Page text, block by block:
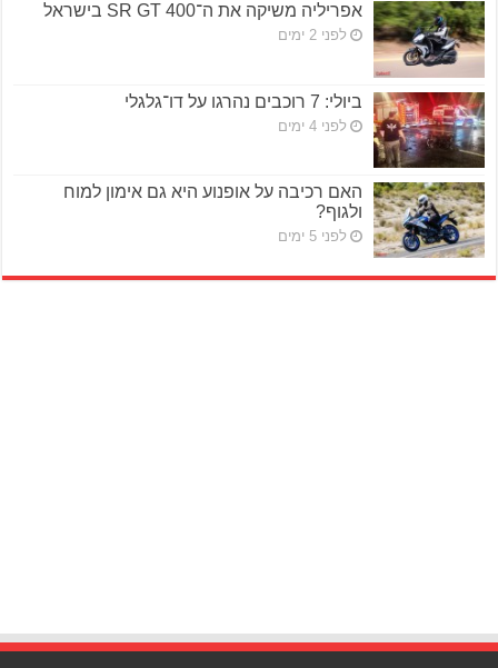
אפריליה משיקה את ה־SR GT 400 בישראל
לפני 2 ימים
ביולי: 7 רוכבים נהרגו על דו־גלגלי
לפני 4 ימים
האם רכיבה על אופנוע היא גם אימון למוח
ולגוף?
לפני 5 ימים